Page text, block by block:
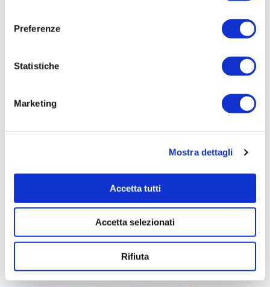
Preferenze
Statistiche
Marketing
Mostra dettagli
Accetta tutti
Accetta selezionati
Rifiuta
ZGGGNN55E04Z118I
Importo Liquidato:
Pagina aggiornata il 31/12/2020